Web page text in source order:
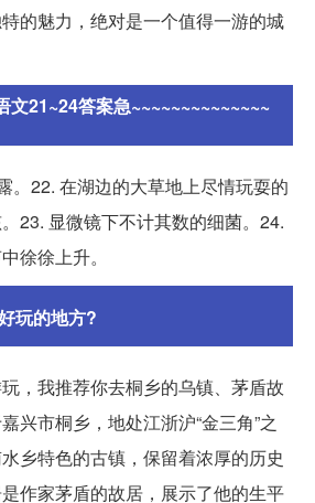
的魅力，绝对是一个值得一游的城
文21~24答案急~~~~~~~~~~~~~~
。22. 在湖边的大草地上尽情玩耍的
23. 显微镜下不计其数的细菌。24.
徐徐上升。
玩的地方?
，我推荐你去桐乡的乌镇、茅盾故
兴市桐乡，地处江浙沪“金三角”之
乡特色的古镇，保留着浓厚的历史
作家茅盾的故居，展示了他的生平